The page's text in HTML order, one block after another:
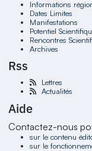
Informations
Dates Limites
Manifestations
Potentiel
Rencontres
Archives
Rss
Lettres
Actualités
Aide
Contactez-nous
sur le contenu
sur le